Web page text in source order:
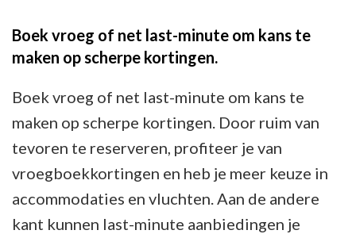
Boek vroeg of net last-minute om kans te
maken op scherpe kortingen.
Boek vroeg of net last-minute om kans te
maken op scherpe kortingen. Door ruim van
tevoren te reserveren, profiteer je van
vroegboekkortingen en heb je meer keuze in
accommodaties en vluchten. Aan de andere
kant kunnen last-minute aanbiedingen je